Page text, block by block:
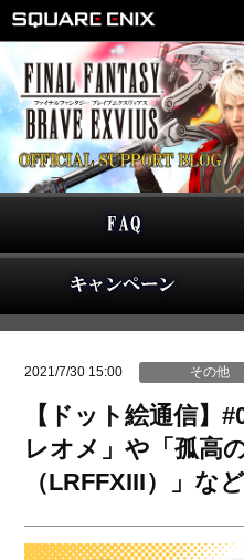
2021/7/30 15:00 その他
【ドット絵通信】
レオメ」や「孤高
（LRFFXIII）」な